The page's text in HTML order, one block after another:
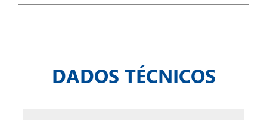
DADOS TÉCNICOS